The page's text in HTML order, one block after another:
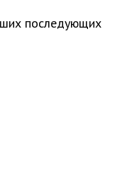
последующих